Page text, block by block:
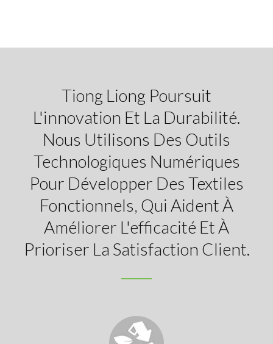
Tiong Liong Poursuit
L'innovation Et La Durabilité.
Nous Utilisons Des Outils
Technologiques Numériques
Pour Développer Des Textiles
Fonctionnels, Qui Aident À
Améliorer L'efficacité Et À
Prioriser La Satisfaction Client.